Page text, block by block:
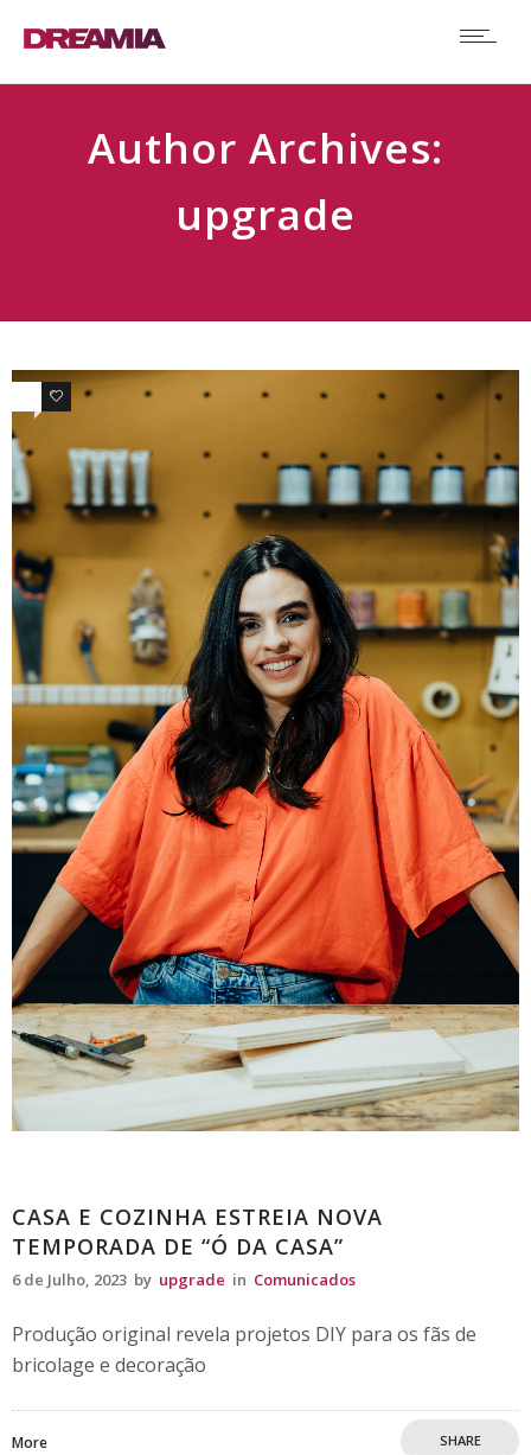
Author Archives:
upgrade
0
CASA E COZINHA ESTREIA NOVA
TEMPORADA DE “Ó DA CASA”
6 de Julho, 2023 by upgrade in Comunicados
Produção original revela projetos DIY para os fãs de
bricolage e decoração
More SHARE